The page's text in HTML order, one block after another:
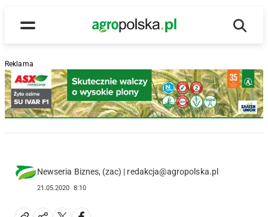
Menu
Main Logo
Reklama
Newseria Biznes, (zac) | redakcja@agropolska.pl
21.05.2020 8:10